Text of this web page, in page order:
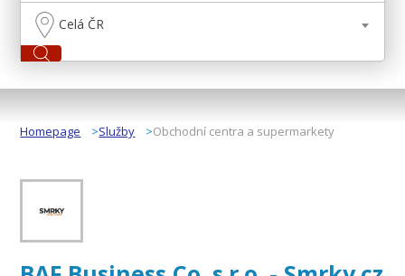
Celá ČR
Homepage Služby Obchodní centra a supermarkety